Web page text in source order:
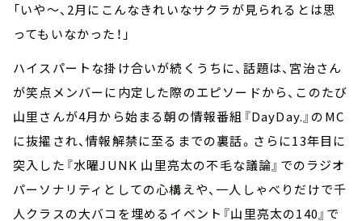
「いや～、2月にこんなきれいなサクラが見られるとは思
ってもいなかった！」
ハイスパートな掛け合いが続くうちに、話題は、宮治さん
が笑点メンバーに内定した際のエピソードから、このたび
山里さんが4月から始まる朝の情報番組『DayDay.』のMC
に抜擢され、情報解禁に至るまでの裏話。さらに13年目に
突入した『水曜JUNK 山里亮太の不毛な議論』でのラジオ
パーソナリティとしての心構えや、一人しゃべりだけで千
人クラスの大バコを埋めるイベント『山里亮太の140』で